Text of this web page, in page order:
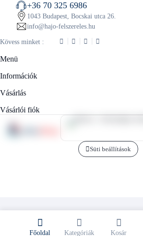
Főoldal Kategóriák Kosár
+36 70 325 6986
1043 Budapest, Bocskai utca 26.
info@hajo-felszereles.hu
Kövess minket :
Menü
Információk
Vásárlás
Vásárlói fiók
Süti beállítások